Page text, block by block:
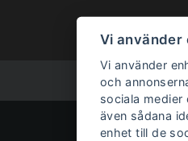
Vi använder
Vi använder
och
sociala
även sådana
enhet till de